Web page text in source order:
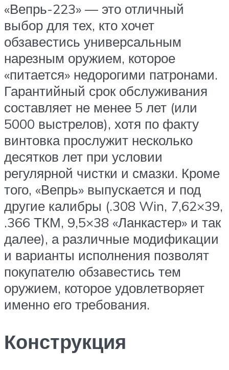
«Вепрь-223» — это отличный
выбор для тех, кто хочет
обзавестись универсальным
нарезным оружием, которое
«питается» недорогими патронами.
Гарантийный срок обслуживания
составляет не менее 5 лет (или
5000 выстрелов), хотя по факту
винтовка прослужит несколько
десятков лет при условии
регулярной чистки и смазки. Кроме
того, «Вепрь» выпускается и под
другие калибры (.308 Win, 7,62×39,
.366 ТКМ, 9,5×38 «Ланкастер» и так
далее), а различные модификации
и варианты исполнения позволят
покупателю обзавестись тем
оружием, которое удовлетворяет
именно его требования.
Конструкция